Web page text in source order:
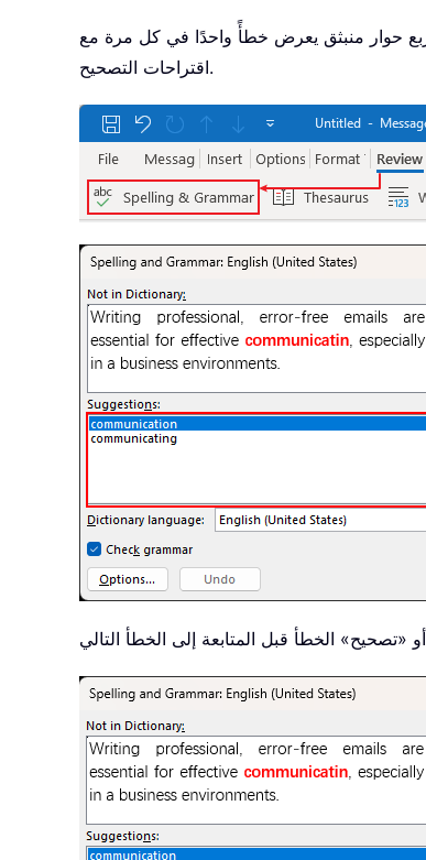
مربع حوار منبثق يعرض خطأً واحدًا في كل مرة مع
اقتراحات التصحيح.